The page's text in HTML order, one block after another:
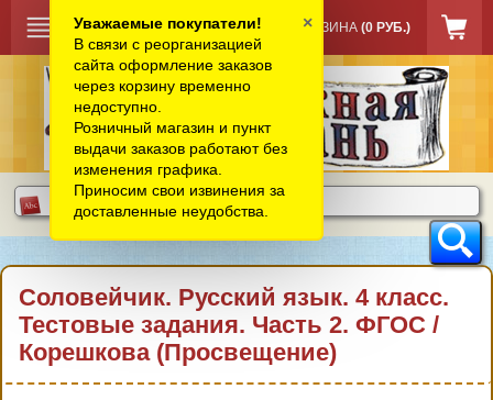
КОРЗИНА (0 РУБ.)
Соловейчик. Русский язык. 4 класс.
Тестовые задания. Часть 2. ФГОС /
Корешкова (Просвещение)
Уважаемые покупатели!
В связи с реорганизацией
сайта оформление заказов
через корзину временно
недоступно.
Розничный магазин и пункт
выдачи заказов работают без
изменения графика.
Приносим свои извинения за
доставленные неудобства.
×